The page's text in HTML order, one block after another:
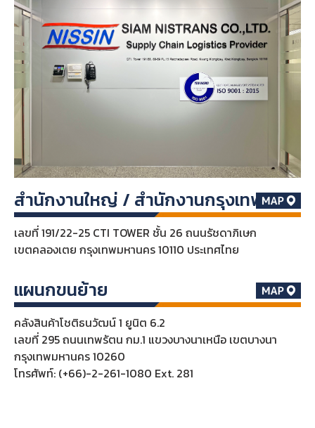
สำนักงานใหญ่ / สำนักงานกรุงเทพฯ
เลขที่ 191/22-25 CTI TOWER ชั้น 26 ถนนรัชดาภิเษก
เขตคลองเตย กรุงเทพมหานคร 10110 ประเทศไทย
แผนกขนย้าย
คลังสินค้าโชติธนวัฒน์ 1 ยูนิต 6.2
เลขที่ 295 ถนนเทพรัตน กม.1 แขวงบางนาเหนือ เขตบางนา
กรุงเทพมหานคร 10260
โทรศัพท์: (+66)-2-261-1080 Ext. 281